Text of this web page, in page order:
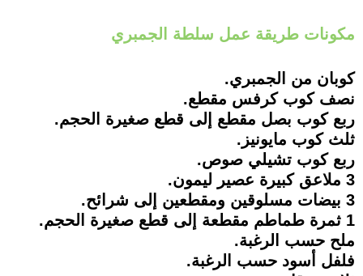
مكونات طريقة عمل سلطة الجمبري
كوبان من الجمبري.
نصف كوب كرفس مقطع.
ربع كوب بصل مقطع إلى قطع صغيرة الحجم.
ثلث كوب مايونيز.
ربع كوب تشيلي صوص.
3 ملاعق كبيرة عصير ليمون.
3 بيضات مسلوقين ومقطعين إلى شرائح.
1 ثمرة طماطم مقطعة إلى قطع صغيرة الحجم.
ملح حسب الرغبة.
فلفل أسود حسب الرغبة.